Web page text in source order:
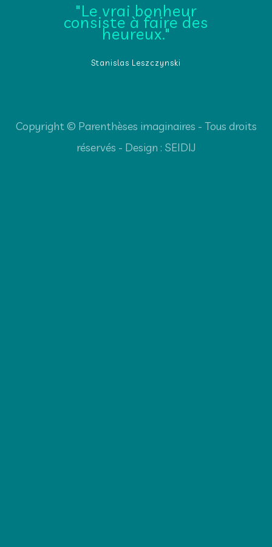
"Le vrai bonheur
consiste à faire des
heureux."
Stanislas Leszczynski
Copyright © Parenthèses imaginaires - Tous droits
réservés - Design : SEIDIJ